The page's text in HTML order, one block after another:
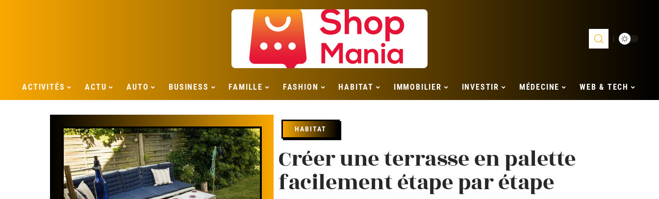
ACTIVITÉS ACTU AUTO BUSINESS FAMILLE FASHION HABITAT IMMOBILIER INVESTIR MÉDECINE WEB & TECH
HABITAT
Créer une terrasse en palette
facilement étape par étape